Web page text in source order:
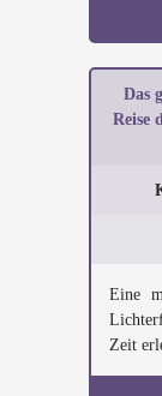
Das
Reise
Eine
Zeit